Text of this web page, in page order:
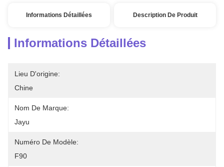
Informations Détaillées Description De Produit
Informations Détaillées
Lieu D'origine:
Chine
Nom De Marque:
Jayu
Numéro De Modèle:
F90